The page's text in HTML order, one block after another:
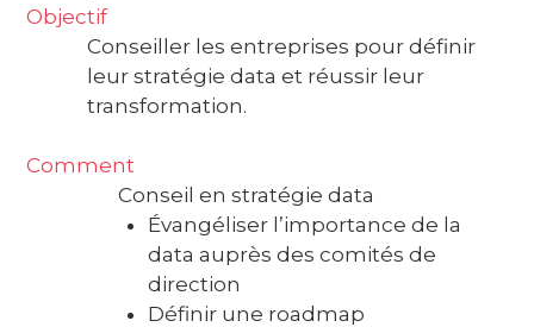
Objectif
Conseiller les entreprises pour définir
leur stratégie data et réussir leur
transformation.
Comment
Conseil en stratégie data
Évangéliser l’importance de la
data auprès des comités de
direction
Définir une roadmap